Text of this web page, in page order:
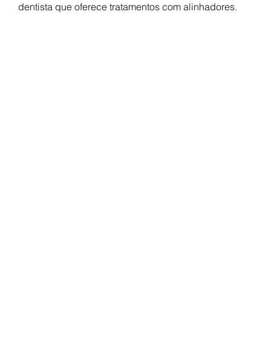
dentista que oferece tratamentos com alinhadores.